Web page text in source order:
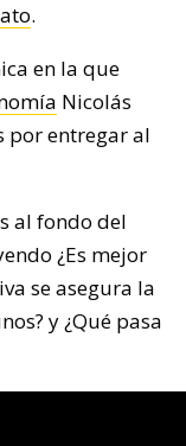
.
en la que
Nicolás
por entregar al
al fondo del
¿Es mejor
se asegura la
y ¿Qué pasa